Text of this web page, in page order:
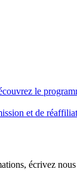
le
et de
écrivez nous